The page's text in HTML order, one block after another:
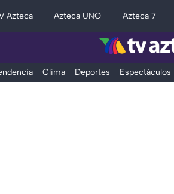
Azteca Azteca UNO Azteca 7
Clima Deportes Espectáculos